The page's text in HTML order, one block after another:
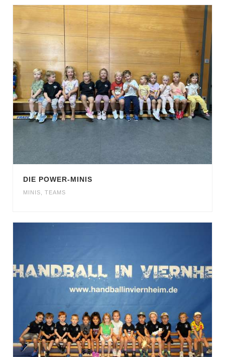
DIE POWER-MINIS
MINIS, TEAMS